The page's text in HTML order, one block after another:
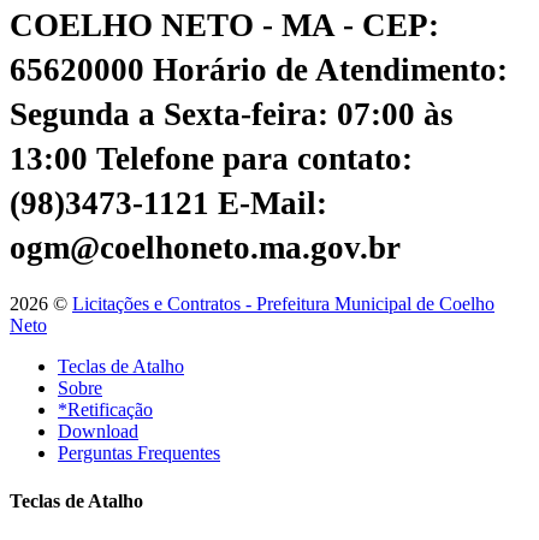
COELHO NETO - MA - CEP:
65620000 Horário de Atendimento:
Segunda a Sexta-feira: 07:00 às
13:00 Telefone para contato:
(98)3473-1121 E-Mail:
ogm@coelhoneto.ma.gov.br
2026 © Licitações e Contratos - Prefeitura Municipal de Coelho
Neto
Teclas de Atalho
Sobre
*Retificação
Download
Perguntas Frequentes
Teclas de Atalho